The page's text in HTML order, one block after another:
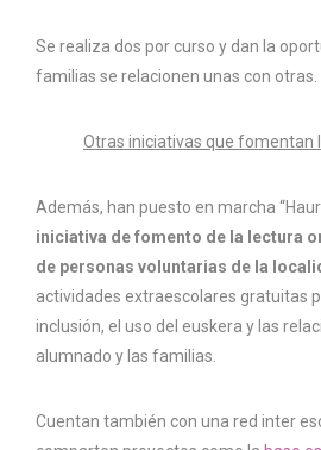
Se realiza dos por curso y dan la
familias se relacionen unas con otras.
Otras iniciativas que fomentan
Además, han puesto en marcha
iniciativa de fomento de la lectura
de personas voluntarias de la
actividades extraescolares gratuitas
inclusión, el uso del euskera y las
alumnado y las familias.
Cuentan también con una red inter